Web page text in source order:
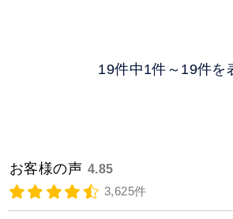
19件中1件～19件を
お客様の声 4.85
3,625件